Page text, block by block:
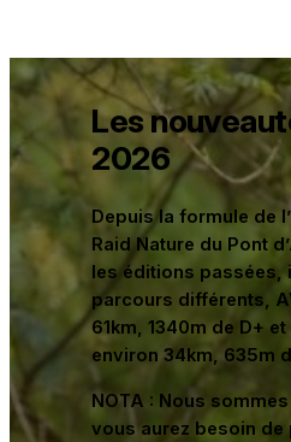
Les
2026
Depuis la formule de
Raid Nature du Pont
les éditions passées,
parcours différents,
61km, 1340m de D+ et
environ 34km, 635m
NOTA : Nous
vous aurez besoin de